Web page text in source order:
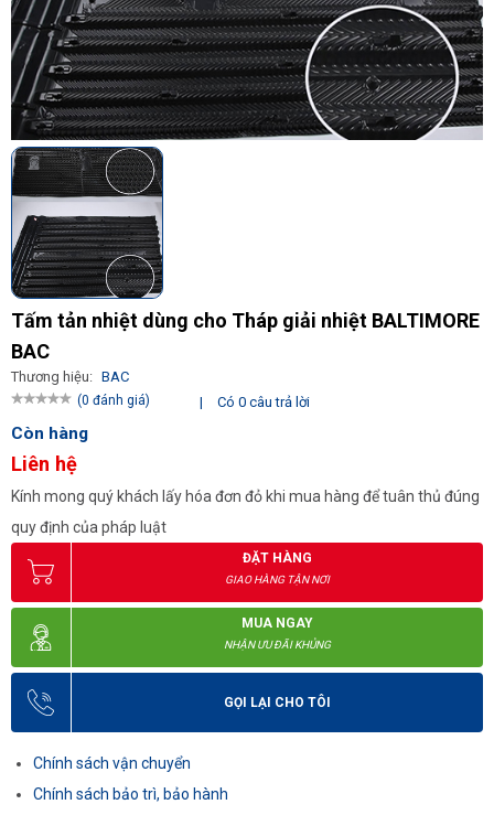
Tấm tản nhiệt dùng cho Tháp giải nhiệt BALTIMORE
BAC
Thương hiệu: BAC
(0 đánh giá) | Có 0 câu trả lời
Còn hàng
Liên hệ
Kính mong quý khách lấy hóa đơn đỏ khi mua hàng để tuân thủ đúng
quy định của pháp luật
ĐẶT HÀNG
GIAO HÀNG TẬN NƠI
MUA NGAY
NHẬN ƯU ĐÃI KHỦNG
GỌI LẠI CHO TÔI
Chính sách vận chuyển
Chính sách bảo trì, bảo hành